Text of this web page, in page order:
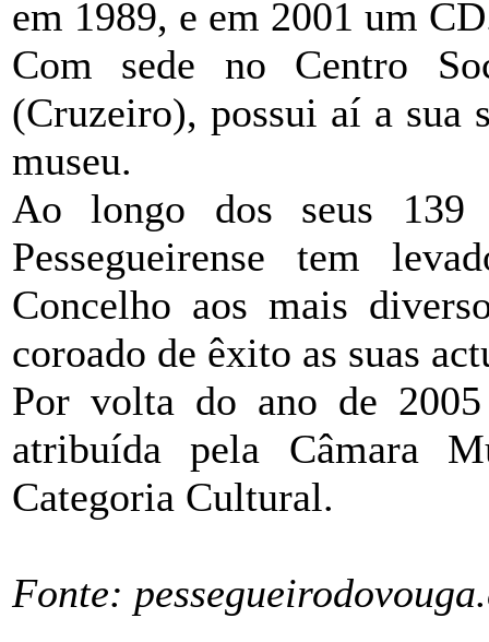
em 1989, e em 2001 um
Com sede no Centro
(Cruzeiro), possui aí a sua
museu.
Ao longo dos seus 139
Pessegueirense tem
Concelho aos mais
coroado de êxito as suas
Por volta do ano de
atribuída pela Câmara
Categoria Cultural.
Fonte: